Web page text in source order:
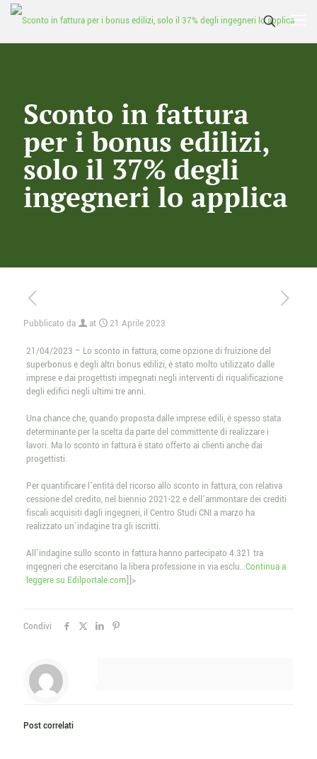
Sconto in fattura
per i bonus edilizi,
solo il 37% degli
ingegneri lo applica
Pubblicato da at 21 Aprile 2023
21/04/2023 – Lo sconto in fattura, come opzione di fruizione del
superbonus e degli altri bonus edilizi, è stato molto utilizzato dalle
imprese e dai progettisti impegnati negli interventi di riqualificazione
degli edifici negli ultimi tre anni.
Una chance che, quando proposta dalle imprese edili, è spesso stata
determinante per la scelta da parte del committente di realizzare i
lavori. Ma lo sconto in fattura è stato offerto ai clienti anche dai
progettisti.
Per quantificare l’entità del ricorso allo sconto in fattura, con relativa
cessione del credito, nel biennio 2021-22 e dell’ammontare dei crediti
fiscali acquisiti dagli ingegneri, il Centro Studi CNI a marzo ha
realizzato un’indagine tra gli iscritti.
All’indagine sullo sconto in fattura hanno partecipato 4.321 tra
ingegneri che esercitano la libera professione in via esclu…Continua a
leggere su Edilportale.com]]>
Condivi
Post correlati